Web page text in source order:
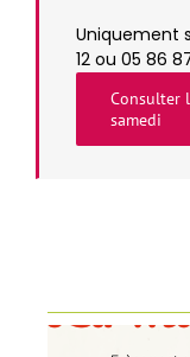
Uniquement
12 ou 05 86
Consulter
samedi